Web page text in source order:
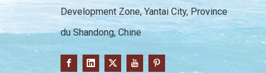
Development Zone, Yantai City, Province
du Shandong, Chine